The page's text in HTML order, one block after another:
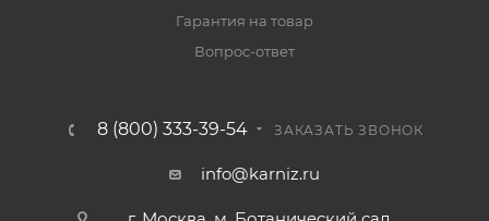
Гарантия на товар
Вопрос-ответ
8 (800) 333-39-54 ЗАКАЗАТЬ ЗВОНОК
info@karniz.ru